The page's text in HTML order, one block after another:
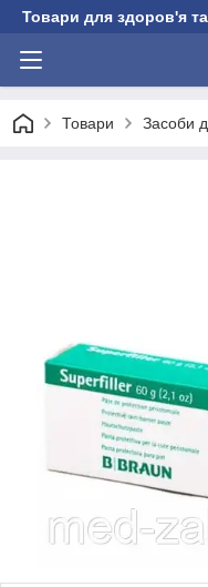
Товари для здоров'я
Товари Засоби